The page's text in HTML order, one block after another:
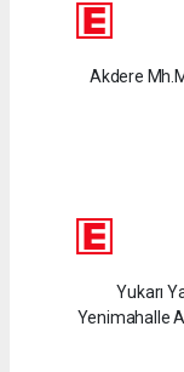
Akdere
Yukarı
Yenimahalle